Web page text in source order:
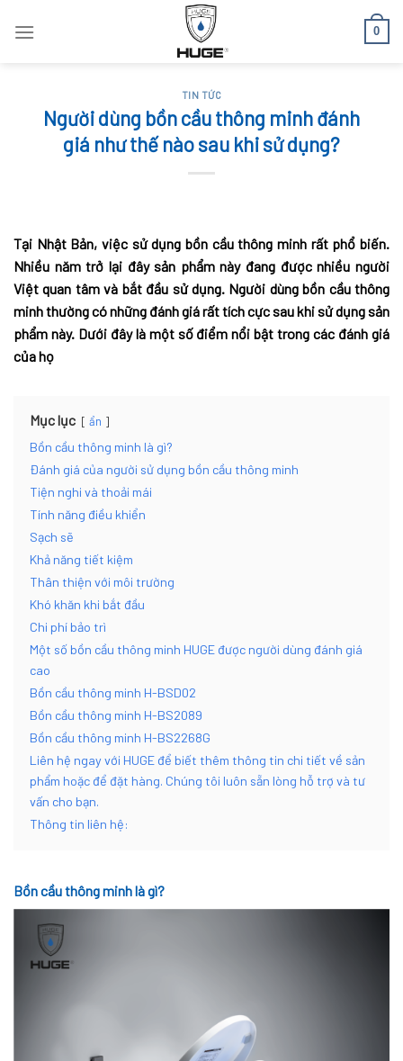
0
TIN TỨC
Người dùng bồn cầu thông minh đánh
giá như thế nào sau khi sử dụng?
Tại Nhật Bản, việc sử dụng bồn cầu thông minh rất phổ biến.
Nhiều năm trở lại đây sản phẩm này đang được nhiều người
Việt quan tâm và bắt đầu sử dụng. Người dùng bồn cầu thông
minh thường có những đánh giá rất tích cực sau khi sử dụng sản
phẩm này. Dưới đây là một số điểm nổi bật trong các đánh giá
của họ
Mục lục ẩn
Bồn cầu thông minh là gì?
Đánh giá của người sử dụng bồn cầu thông minh
Tiện nghi và thoải mái
Tính năng điều khiển
Sạch sẽ
Khả năng tiết kiệm
Thân thiện với môi trường
Khó khăn khi bắt đầu
Chi phí bảo trì
Một số bồn cầu thông minh HUGE được người dùng đánh giá
cao
Bồn cầu thông minh H-BSD02
Bồn cầu thông minh H-BS2089
Bồn cầu thông minh H-BS2268G
Liên hệ ngay với HUGE để biết thêm thông tin chi tiết về sản
phẩm hoặc để đặt hàng. Chúng tôi luôn sẵn lòng hỗ trợ và tư
vấn cho bạn.
Thông tin liên hệ:
Bồn cầu thông minh là gì?